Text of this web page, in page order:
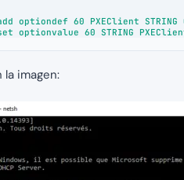
optiondef 60 PXEClient STRING
optionvalue 60 STRING
imagen: